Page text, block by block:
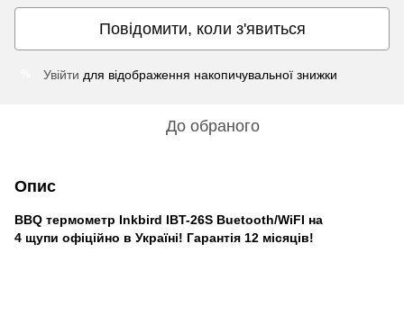
Повідомити, коли з'явиться
Увійти для відображення накопичувальної знижки
До обраного
Опис
BBQ термометр Inkbird IBT-26S Buetooth/WiFI на
4 щупи офіційно в Україні! Гарантія 12 місяців!